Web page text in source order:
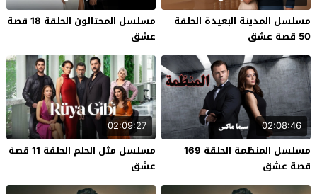
مسلسل المدينة البعيدة الحلقة
50 قصة عشق
مسلسل المحتالون الحلقة 18 قصة
عشق
02:08:46
مسلسل المنظمة الحلقة 169
قصة عشق
02:09:27
مسلسل مثل الحلم الحلقة 11 قصة
عشق